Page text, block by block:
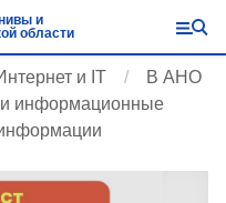
и
области
и IT
В АНО
информационные